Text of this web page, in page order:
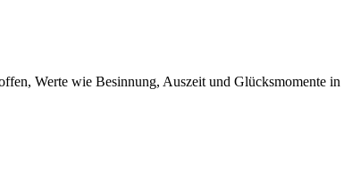
Werte wie Besinnung, Auszeit und Glücksmomente in